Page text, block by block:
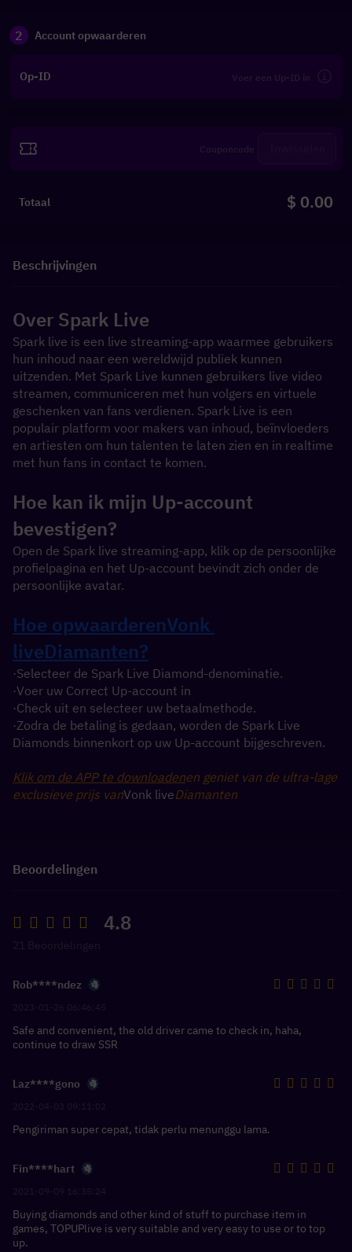
2 Account opwaarderen
Op-ID
Totaal $ 0.00
Beschrijvingen
Over Spark Live
Spark live is een live streaming-app waarmee gebruikers
hun inhoud naar een wereldwijd publiek kunnen
uitzenden. Met Spark Live kunnen gebruikers live video
streamen, communiceren met hun volgers en virtuele
geschenken van fans verdienen. Spark Live is een
populair platform voor makers van inhoud, beïnvloeders
en artiesten om hun talenten te laten zien en in realtime
met hun fans in contact te komen.
Hoe kan ik mijn Up-account
bevestigen?
Open de Spark live streaming-app, klik op de persoonlijke
profielpagina en het Up-account bevindt zich onder de
persoonlijke avatar.
Hoe opwaarderenVonk
liveDiamanten?
·Selecteer de Spark Live Diamond-denominatie.
·Voer uw Correct Up-account in
·Check uit en selecteer uw betaalmethode.
·Zodra de betaling is gedaan, worden de Spark Live
Diamonds binnenkort op uw Up-account bijgeschreven.
Klik om de APP te downloadenen geniet van de ultra-lage
exclusieve prijs vanVonk liveDiamanten
Beoordelingen
4.8
Rob****ndez
Safe and convenient, the old driver came to check in, haha,
continue to draw SSR
Laz****gono
Pengiriman super cepat, tidak perlu menunggu lama.
Fin****hart
Buying diamonds and other kind of stuff to purchase item in
games, TOPUPlive is very suitable and very easy to use or to top
up.